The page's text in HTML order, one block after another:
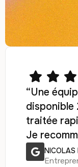
“Une
disponible
traitée
Je
NICOLAS